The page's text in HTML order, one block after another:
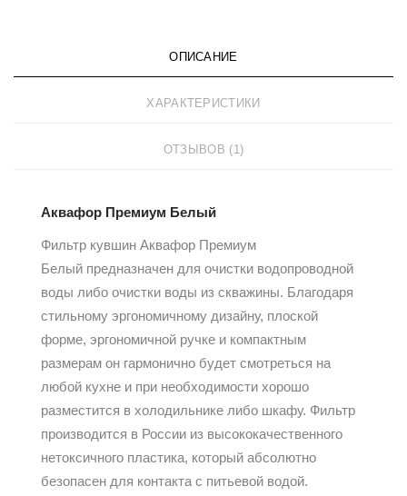
ОПИСАНИЕ
ХАРАКТЕРИСТИКИ
ОТЗЫВОВ (1)
Аквафор Премиум Белый
Фильтр кувшин Аквафор Премиум
Белый предназначен для очистки водопроводной
воды либо очистки воды из скважины. Благодаря
стильному эргономичному дизайну, плоской
форме, эргономичной ручке и компактным
размерам он гармонично будет смотреться на
любой кухне и при необходимости хорошо
разместится в холодильнике либо шкафу. Фильтр
производится в России из высококачественного
нетоксичного пластика, который абсолютно
безопасен для контакта с питьевой водой.